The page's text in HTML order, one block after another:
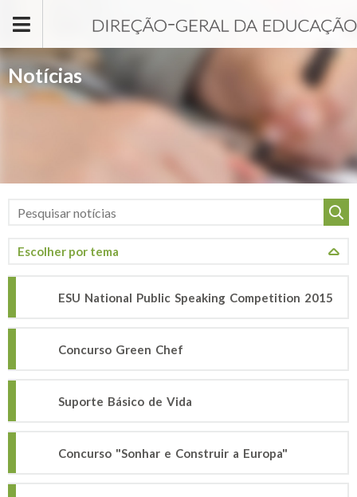
Notícias
ESU National Public Speaking Competition 2015
Concurso Green Chef
Suporte Básico de Vida
Concurso "Sonhar e Construir a Europa"